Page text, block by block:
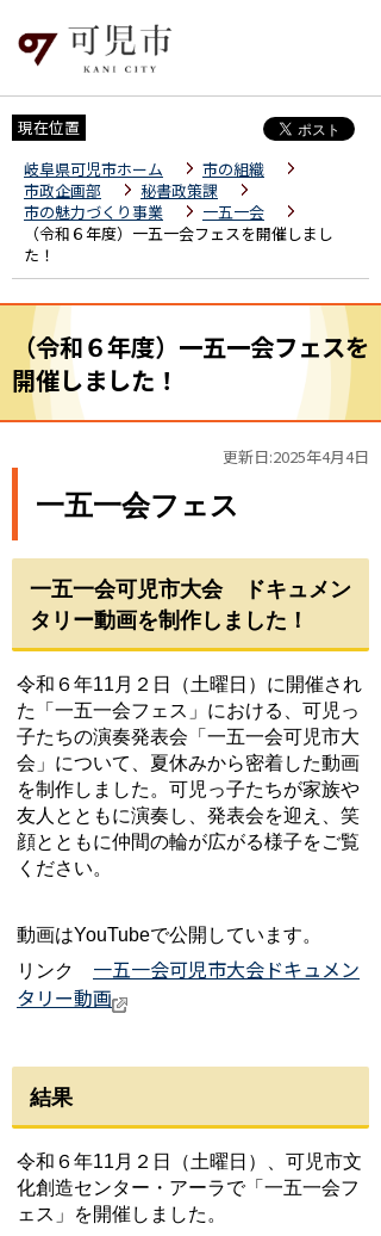
現在位置
岐阜県可児市ホーム
市の組織
市政企画部
秘書政策課
市の魅力づくり事業
一五一会
（令和６年度）一五一会フェスを開催しまし
た！
（令和６年度）一五一会フェスを
開催しました！
更新日:2025年4月4日
一五一会フェス
一五一会可児市大会 ドキュメン
タリー動画を制作しました！
令和６年11月２日（土曜日）に開催され
た「一五一会フェス」における、可児っ
子たちの演奏発表会「一五一会可児市大
会」について、夏休みから密着した動画
を制作しました。 可児っ子たちが家族や
友人とともに演奏し、発表会を迎え、笑
顔とともに仲間の輪が広がる様子をご覧
ください。
動画はYouTubeで公開しています。
リンク 一五一会可児市大会ドキュメン
タリー動画
結果
令和６年11月２日（土曜日）、可児市文
化創造センター・アーラで「一五一会フ
ェス」を開催しました。